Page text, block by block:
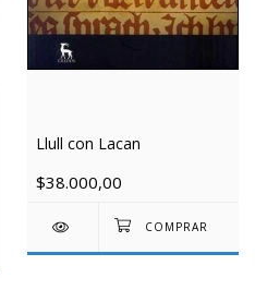
Llull con Lacan
$38.000,00